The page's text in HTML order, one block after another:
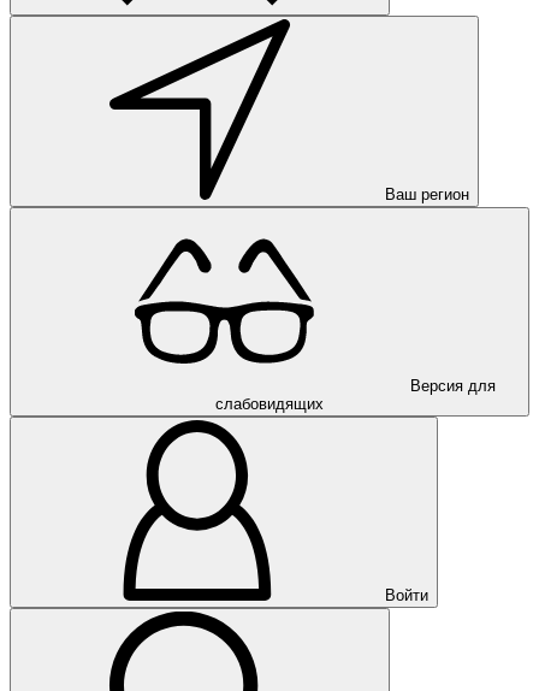
Ваш регион
Версия для
слабовидящих
Войти